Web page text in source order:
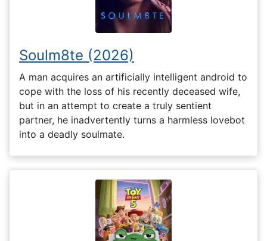
Soulm8te (2026)
A man acquires an artificially intelligent android to
cope with the loss of his recently deceased wife,
but in an attempt to create a truly sentient
partner, he inadvertently turns a harmless lovebot
into a deadly soulmate.